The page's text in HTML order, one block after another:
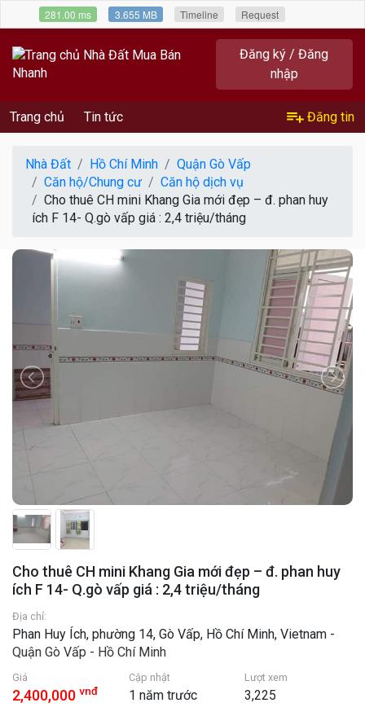
Đăng ký / Đăng
nhập
Trang chủ Tin tức Đăng tin
Nhà Đất Hồ Chí Minh
Quận Gò Vấp
Căn hộ/Chung cư
Căn hộ dịch vụ
Cho thuê CH mini Khang Gia mới đẹp – đ. phan huy
ích F 14- Q.gò vấp giá : 2,4 triệu/tháng
Cho thuê CH mini Khang Gia mới đẹp – đ. phan huy
ích F 14- Q.gò vấp giá : 2,4 triệu/tháng
Địa chỉ:
Phan Huy Ích, phường 14, Gò Vấp, Hồ Chí Minh, Vietnam -
Quận Gò Vấp - Hồ Chí Minh
Giá
2,400,000 vnđ
Cập nhật
1 năm trước
Lượt xem
3,225
281.00 ms 3.655 MB Timeline Request